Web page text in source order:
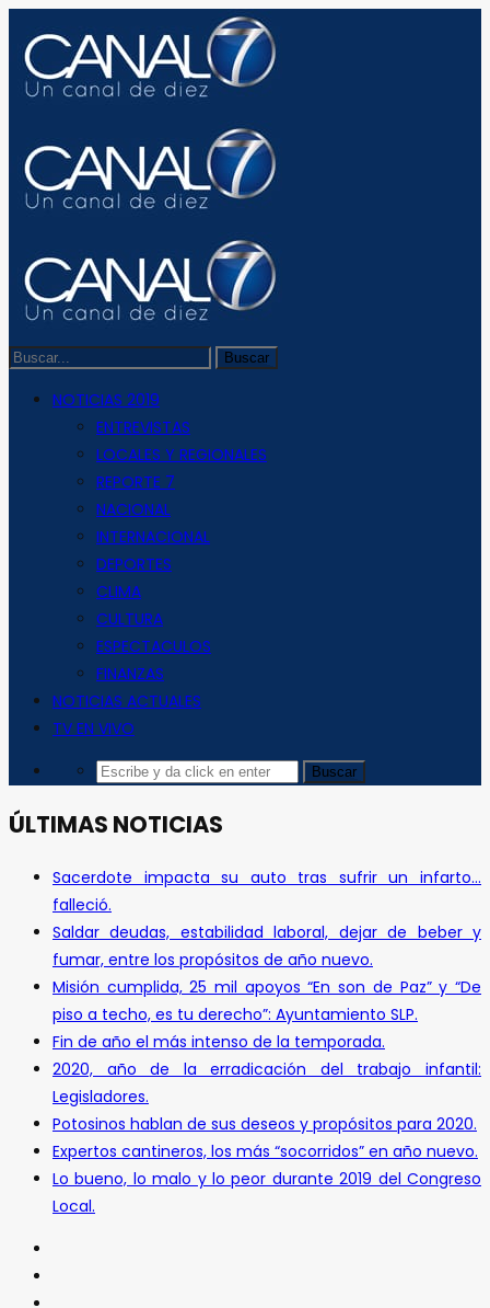
NOTICIAS 2019
ENTREVISTAS
LOCALES Y REGIONALES
REPORTE 7
NACIONAL
INTERNACIONAL
DEPORTES
CLIMA
CULTURA
ESPECTACULOS
FINANZAS
NOTICIAS ACTUALES
TV EN VIVO
ÚLTIMAS NOTICIAS
Sacerdote impacta su auto tras sufrir un infarto…
falleció.
Saldar deudas, estabilidad laboral, dejar de beber y
fumar, entre los propósitos de año nuevo.
Misión cumplida, 25 mil apoyos “En son de Paz” y “De
piso a techo, es tu derecho”: Ayuntamiento SLP.
Fin de año el más intenso de la temporada.
2020, año de la erradicación del trabajo infantil:
Legisladores.
Potosinos hablan de sus deseos y propósitos para 2020.
Expertos cantineros, los más “socorridos” en año nuevo.
Lo bueno, lo malo y lo peor durante 2019 del Congreso
Local.